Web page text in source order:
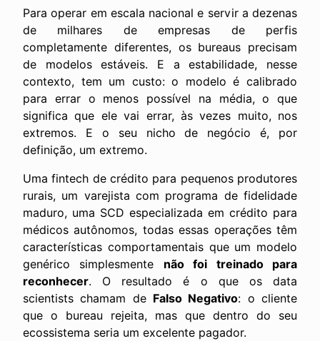
Para operar em escala nacional e servir a dezenas
de milhares de empresas de perfis
completamente diferentes, os bureaus precisam
de modelos estáveis. E a estabilidade, nesse
contexto, tem um custo: o modelo é calibrado
para errar o menos possível na média, o que
significa que ele vai errar, às vezes muito, nos
extremos. E o seu nicho de negócio é, por
definição, um extremo.
Uma fintech de crédito para pequenos produtores
rurais, um varejista com programa de fidelidade
maduro, uma SCD especializada em crédito para
médicos autônomos, todas essas operações têm
características comportamentais que um modelo
genérico simplesmente não foi treinado para
reconhecer. O resultado é o que os data
scientists chamam de Falso Negativo: o cliente
que o bureau rejeita, mas que dentro do seu
ecossistema seria um excelente pagador.